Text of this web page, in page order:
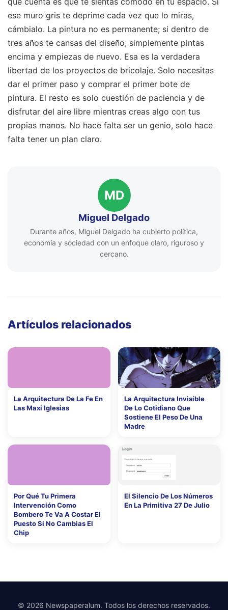
ese muro gris te deprime cada vez que lo miras,
cámbialo. La pintura no es permanente; si dentro de
tres años te cansas del diseño, simplemente pintas
encima y empiezas de nuevo. Esa es la verdadera
libertad de los proyectos de bricolaje. Solo necesitas
dar el primer paso y comprar el primer bote de
pintura. El resto es solo cuestión de paciencia y de
disfrutar del aire libre mientras creas algo con tus
propias manos. No hace falta ser un genio, solo hace
falta tener un plan claro.
MD
Miguel Delgado
Durante años, Miguel Delgado ha cubierto política,
economía y sociedad con un enfoque claro, riguroso y
cercano.
Artículos relacionados
La Arquitectura De La Fe En
Las Maxi Iglesias
La Arquitectura Invisible
De Lo Cotidiano Que
Sostiene El Peso De Una
Madre
Por Qué Tu Primera
Intervención Como
Bombero Te Va A Costar El
Puesto Si No Cambias El
Chip
El Silencio De Los Números
En La Primitiva 27 De Julio
© 2026 Newspaperalum. Todos los derechos reservados.